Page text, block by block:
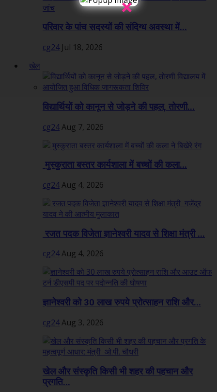
परिवार के पांच सदस्यों की संदिग्ध अवस्था में...
cg24 Jul 18, 2026
खेल
विद्यार्थियों को कानून से जोड़ने की पहल, तोरणी...
cg24Aug 7, 2026
मुस्कुराता बस्तर कार्यशाला में बच्चों की कला...
cg24Aug 4, 2026
रजत पदक विजेता ज्ञानेश्वरी यादव से शिक्षा मंत्री ...
cg24Aug 4, 2026
ज्ञानेश्वरी को 30 लाख रुपये प्रोत्साहन राशि और...
cg24Aug 3, 2026
खेल और संस्कृति किसी भी शहर की पहचान और
प्रगति...
×